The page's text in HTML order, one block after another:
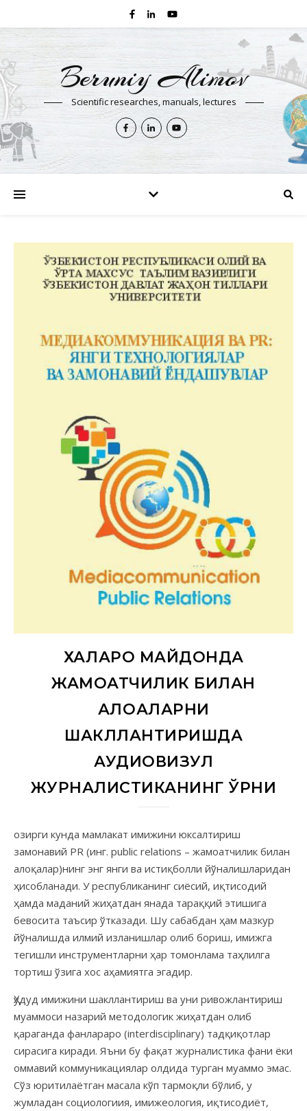
Beruniy Alimov
Scientific researches, manuals, lectures
ХАЛҚАРО МАЙДОНДА
ЖАМОАТЧИЛИК БИЛАН
АЛОҚАЛАРНИ
ШАКЛЛАНТИРИШДА
АУДИОВИЗУЛ
ЖУРНАЛИСТИКАНИНГ ЎРНИ
замонавий PR (инг. public relations – жамоатчилик билан
алоқалар)нинг энг янги ва истиқболли йўналишларидан
ҳисобланади. У республиканинг сиёсий, иқтисодий
ҳамда маданий жиҳатдан янада тараққий этишига
бевосита таъсир ўтказади. Шу сабабдан ҳам мазкур
йўналишда илмий изланишлар олиб бориш, имижга
тегишли инструментларни ҳар томонлама таҳлилга
тортиш ўзига хос аҳамиятга эгадир.
Ҳудуд имижини шакллантириш ва уни ривожлантириш
муаммоси назарий методологик жиҳатдан олиб
қараганда фанлараро (interdisciplinary) тадқиқотлар
сирасига киради. Яъни бу фақат журналистика фани ёки
оммавий коммуникациялар олдида турган муаммо эмас.
Сўз юритилаётган масала кўп тармоқли бўлиб, у
жумладан социологиия, имижеология, иқтисодиёт,